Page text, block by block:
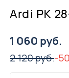
Ardi РК
1 060 руб.
2 120 руб.-